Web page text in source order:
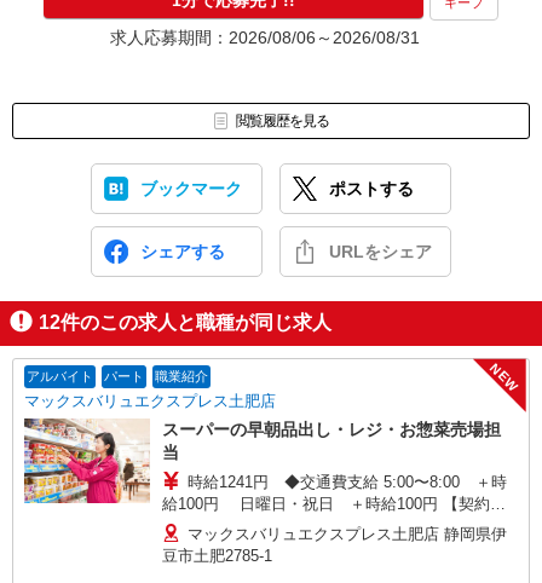
＜持ち物＞履歴書・筆記用具
合否は面接から1週間以内にご連絡いたします。
※こちらは紹介先での勤務となり、雇用形態はパート・アルバイト
（広告No MVT2608_0090199）
求人応募期間：2026/08/06～2026/08/31
閲覧履歴を見る
ブックマーク ポストする
シェアする URLをシェア
12件のこの求人と職種が同じ求人
アルバイト パート 職業紹介
マックスバリュエクスプレス土肥店
NEW
スーパーの早朝品出し・レジ・お惣菜売場担
当
時給1241円 ◆交通費支給 5:00〜8:00 ＋時
給100円 日曜日・祝日 ＋時給100円 【契約期
間】 試用期間3カ月後、6カ月ごと更新 ※試用期
間中も条件は同じです ●社会保険付き登用あり
（5〜13時）
マックスバリュエクスプレス土肥店 静岡県伊
豆市土肥2785-1